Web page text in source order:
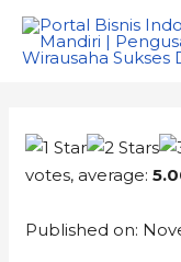
votes, average:
Published on: